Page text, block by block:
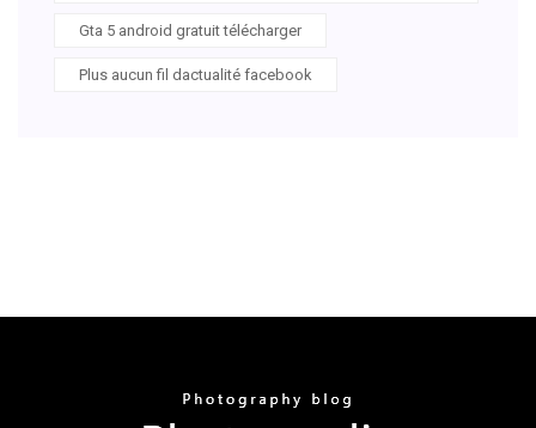
Gta 5 android gratuit télécharger
Plus aucun fil dactualité facebook